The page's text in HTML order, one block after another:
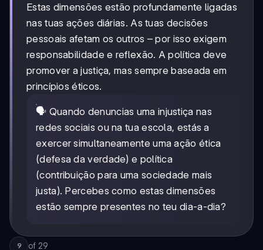
Estas dimensões estão profundamente ligadas
nas tuas ações diárias. As tuas decisões
pessoais afetam os outros – por isso exigem
responsabilidade e reflexão. A política deve
promover a justiça, mas sempre baseada em
princípios éticos.
🗣️ Quando denuncias uma injustiça nas
redes sociais ou na tua escola, estás a
exercer simultaneamente uma ação ética
(defesa da verdade) e política
(contribuição para uma sociedade mais
justa). Percebes como estas dimensões
estão sempre presentes no teu dia-a-dia?
9 of 29